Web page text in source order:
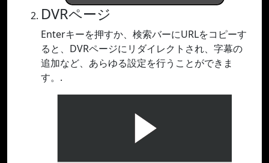
DVRページ
Enterキーを押すか、検索バーにURLをコピーす
ると、DVRページにリダイレクトされ、字幕の
追加など、あらゆる設定を行うことができま
す。.